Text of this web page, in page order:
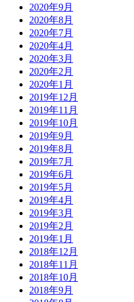
2020年9月
2020年8月
2020年7月
2020年4月
2020年3月
2020年2月
2020年1月
2019年12月
2019年11月
2019年10月
2019年9月
2019年8月
2019年7月
2019年6月
2019年5月
2019年4月
2019年3月
2019年2月
2019年1月
2018年12月
2018年11月
2018年10月
2018年9月